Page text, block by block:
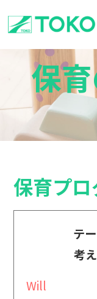
保
保育プ
テ
考
Will